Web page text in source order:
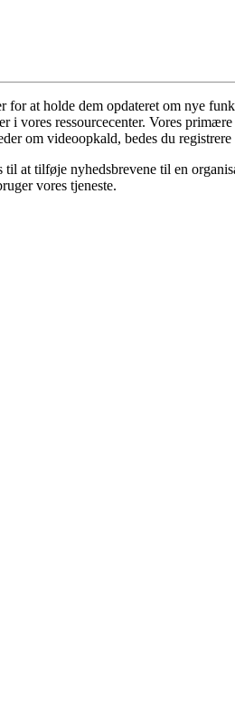
for at holde dem opdateret om nye
i vores ressourcecenter. Vores primære
om videoopkald, bedes du registrere
til at tilføje nyhedsbrevene til en
vores tjeneste.